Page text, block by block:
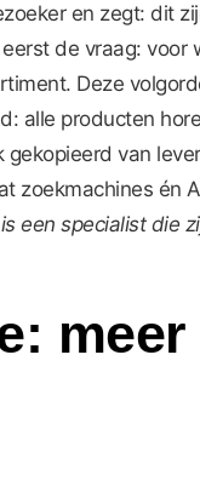
en zegt: dit
de vraag: voor
Deze
alle producten
van
zoekmachines én
een specialist die